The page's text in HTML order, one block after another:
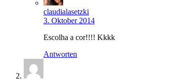
claudialasetzki
3. Oktober 2014
Escolha a cor!!!! Kkkk
Antworten